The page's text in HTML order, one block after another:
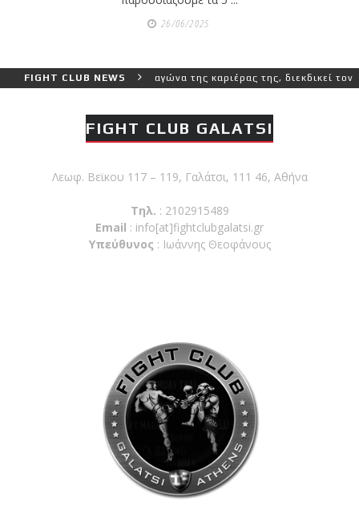
26/06/2025
FIGHT CLUB NEWS
και πιο δύσκολο αγώνα της καριέρας της, διεκδικεί τον
FIGHT CLUB GALATSI
Λεωφ. Βεϊκου 117 – 119, Γαλάτσι, 111 46, Αθήνα
Τηλ. : 2102915489
Email : info[at]fightclubgalatsi.gr
Υπεύθυνος : Ιωάννης Θεοφάνους